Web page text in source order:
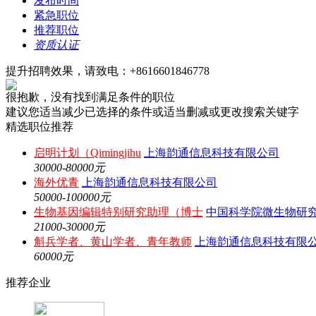
紧急职位
推荐职位
资质认证
提升招聘效果，请致电：+8616601846778
很抱歉，没有找到满足条件的职位
建议您适当减少已选择的条件或适当删减或更改搜索关键字
精选职位推荐
启明计划（Qimingjihu
上海韵通信息科技有限公司
30000-80000元
海外优青
上海韵通信息科技有限公司
50000-100000元
生物基因编辑特别研究助理（博士 中国科学院微生物研
21000-30000元
斛兵学者、黄山学者、青年教师
上海韵通信息科技有限
60000元
推荐企业